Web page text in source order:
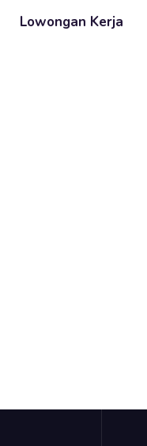
Lowongan Kerja